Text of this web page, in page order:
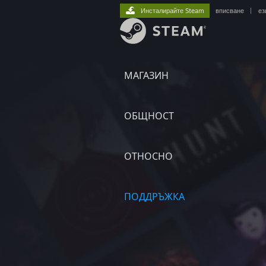
МАГАЗИН
ОБЩНОСТ
ОТНОСНО
ПОДДРЪЖКА
Инсталирайте Steam вписване